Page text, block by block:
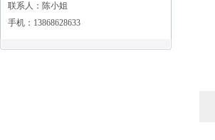
联系人：陈小姐
手机：13868628633